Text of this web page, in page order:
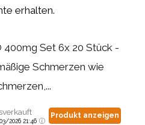
erhalten.
400mg Set 6x 20 Stück -
Schmerzen wie
2026 21:46
Produkt anzeigen